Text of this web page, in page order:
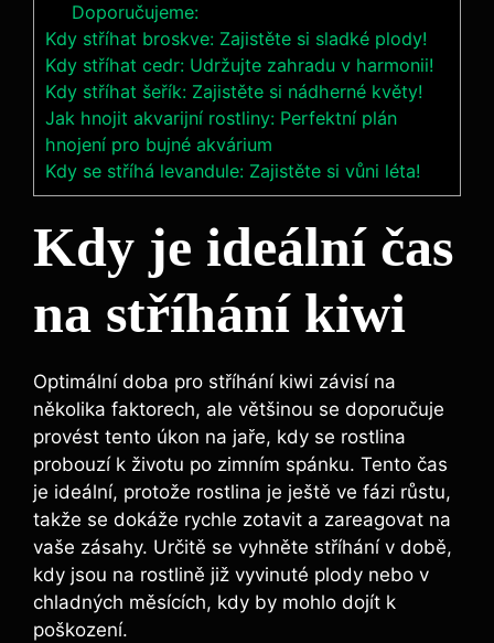
Doporučujeme:
Kdy stříhat broskve: Zajistěte si sladké plody!
Kdy stříhat cedr: Udržujte zahradu v harmonii!
Kdy stříhat šeřík: Zajistěte si nádherné květy!
Jak hnojit akvarijní rostliny: Perfektní plán
hnojení pro bujné akvárium
Kdy se stříhá levandule: Zajistěte si vůni léta!
Kdy je ideální čas
na stříhání kiwi
Optimální doba pro stříhání kiwi závisí na
několika faktorech, ale většinou se doporučuje
provést tento úkon na jaře, kdy se rostlina
probouzí k životu po zimním spánku. Tento čas
je ideální, protože rostlina je ještě ve fázi růstu,
takže se dokáže rychle zotavit a zareagovat na
vaše zásahy. Určitě se vyhněte stříhání v době,
kdy jsou na rostlině již vyvinuté plody nebo v
chladných měsících, kdy by mohlo dojít k
poškození.